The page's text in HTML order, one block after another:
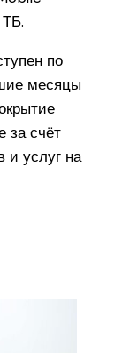
по
месяцы
за счёт
и услуг на